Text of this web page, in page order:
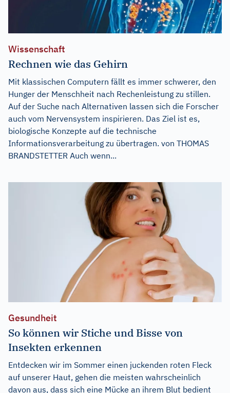
Wissenschaft
Rechnen wie das Gehirn
Mit klassischen Computern fällt es immer schwerer, den
Hunger der Menschheit nach Rechenleistung zu stillen.
Auf der Suche nach Alternativen lassen sich die Forscher
auch vom Nervensystem inspirieren. Das Ziel ist es,
biologische Konzepte auf die technische
Informationsverarbeitung zu übertragen. von THOMAS
BRANDSTETTER Auch wenn...
Gesundheit
So können wir Stiche und Bisse von
Insekten erkennen
Entdecken wir im Sommer einen juckenden roten Fleck
auf unserer Haut, gehen die meisten wahrscheinlich
davon aus, dass sich eine Mücke an ihrem Blut bedient